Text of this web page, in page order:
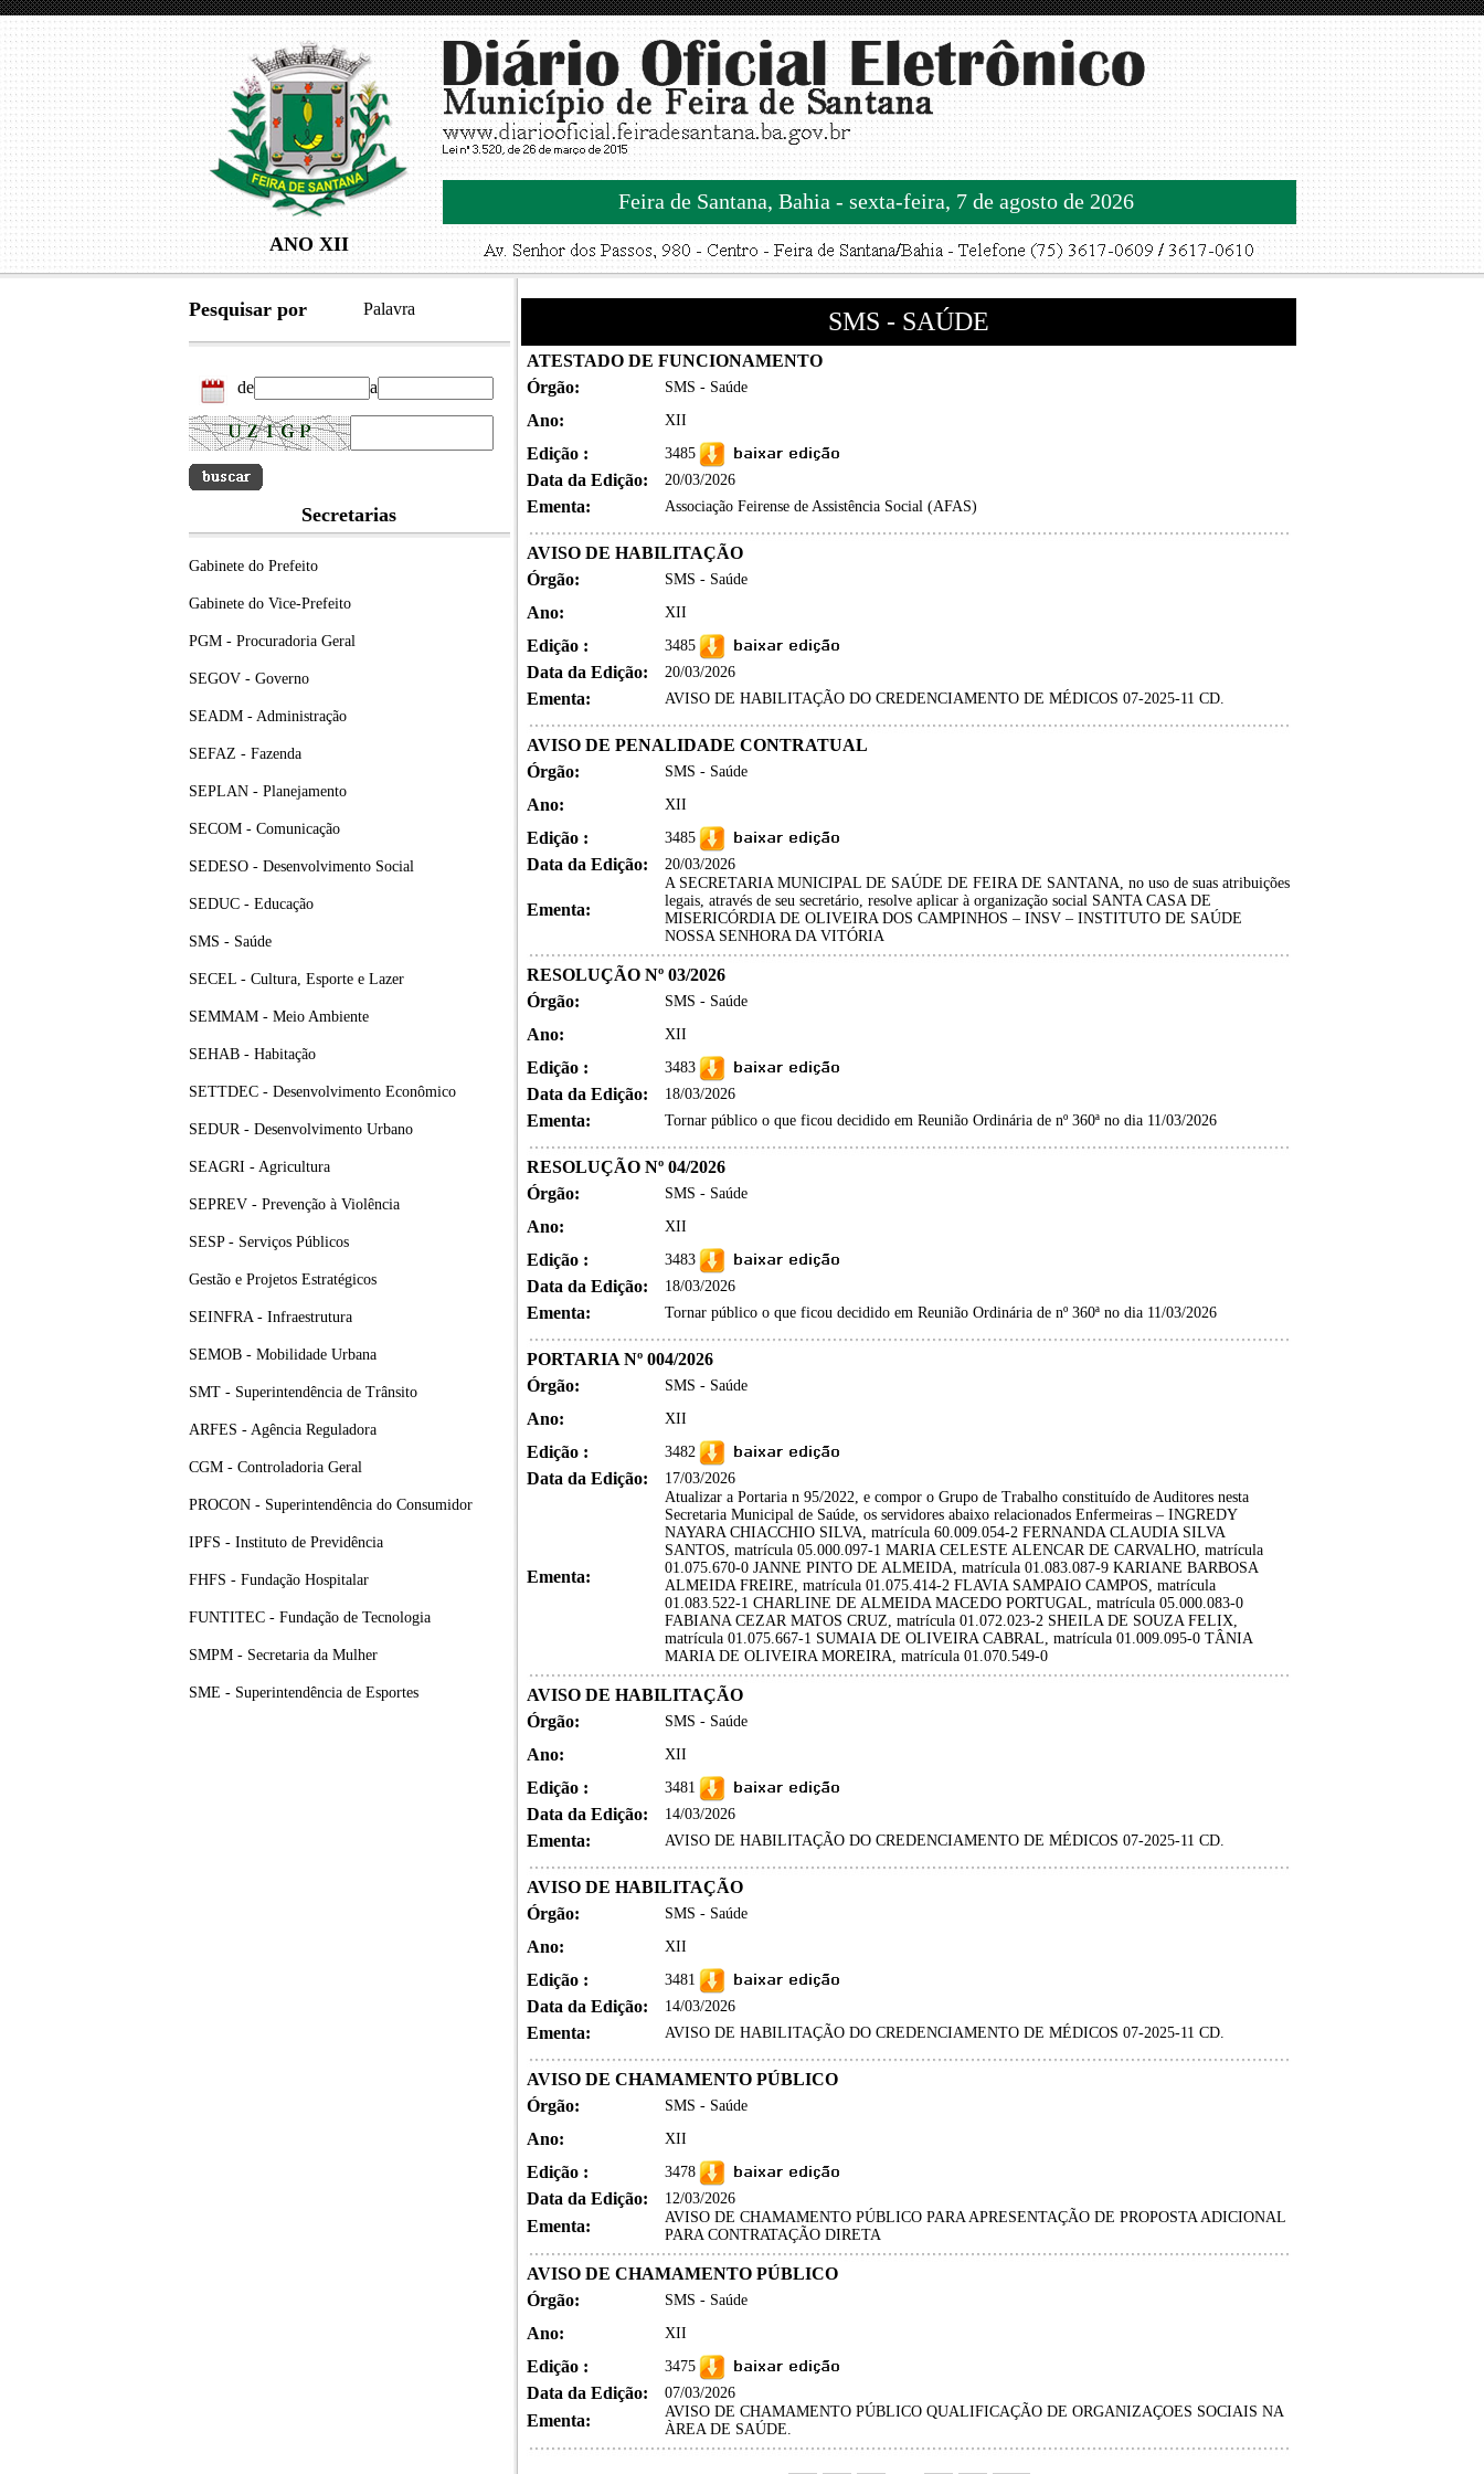
ANO XII
Feira de Santana, Bahia - sexta-feira, 7 de agosto de 2026
Pesquisar por Palavra
de a
Secretarias
Gabinete do Prefeito
Gabinete do Vice-Prefeito
PGM - Procuradoria Geral
SEGOV - Governo
SEADM - Administração
SEFAZ - Fazenda
SEPLAN - Planejamento
SECOM - Comunicação
SEDESO - Desenvolvimento Social
SEDUC - Educação
SMS - Saúde
SECEL - Cultura, Esporte e Lazer
SEMMAM - Meio Ambiente
SEHAB - Habitação
SETTDEC - Desenvolvimento Econômico
SEDUR - Desenvolvimento Urbano
SEAGRI - Agricultura
SEPREV - Prevenção à Violência
SESP - Serviços Públicos
Gestão e Projetos Estratégicos
SEINFRA - Infraestrutura
SEMOB - Mobilidade Urbana
SMT - Superintendência de Trânsito
ARFES - Agência Reguladora
CGM - Controladoria Geral
PROCON - Superintendência do Consumidor
IPFS - Instituto de Previdência
FHFS - Fundação Hospitalar
FUNTITEC - Fundação de Tecnologia
SMPM - Secretaria da Mulher
SME - Superintendência de Esportes
SMS - SAÚDE
ATESTADO DE FUNCIONAMENTO
Órgão:
SMS - Saúde
Ano: XII
Edição : 3485
Data da Edição: 20/03/2026
Ementa: Associação Feirense de Assistência Social (AFAS)
AVISO DE HABILITAÇÃO
Órgão:
SMS - Saúde
Ano: XII
Edição : 3485
Data da Edição: 20/03/2026
Ementa: AVISO DE HABILITAÇÃO DO CREDENCIAMENTO DE MÉDICOS 07-2025-11 CD.
AVISO DE PENALIDADE CONTRATUAL
Órgão:
SMS - Saúde
Ano: XII
Edição : 3485
Data da Edição: 20/03/2026
Ementa:
A SECRETARIA MUNICIPAL DE SAÚDE DE FEIRA DE SANTANA, no uso de suas atribuições
legais, através de seu secretário, resolve aplicar à organização social SANTA CASA DE
MISERICÓRDIA DE OLIVEIRA DOS CAMPINHOS – INSV – INSTITUTO DE SAÚDE
NOSSA SENHORA DA VITÓRIA
RESOLUÇÃO Nº 03/2026
Órgão:
SMS - Saúde
Ano: XII
Edição : 3483
Data da Edição: 18/03/2026
Ementa: Tornar público o que ficou decidido em Reunião Ordinária de nº 360ª no dia 11/03/2026
RESOLUÇÃO Nº 04/2026
Órgão:
SMS - Saúde
Ano: XII
Edição : 3483
Data da Edição: 18/03/2026
Ementa: Tornar público o que ficou decidido em Reunião Ordinária de nº 360ª no dia 11/03/2026
PORTARIA Nº 004/2026
Órgão:
SMS - Saúde
Ano: XII
Edição : 3482
Data da Edição: 17/03/2026
Ementa:
Atualizar a Portaria n 95/2022, e compor o Grupo de Trabalho constituído de Auditores nesta
Secretaria Municipal de Saúde, os servidores abaixo relacionados Enfermeiras – INGREDY
NAYARA CHIACCHIO SILVA, matrícula 60.009.054-2 FERNANDA CLAUDIA SILVA
SANTOS, matrícula 05.000.097-1 MARIA CELESTE ALENCAR DE CARVALHO, matrícula
01.075.670-0 JANNE PINTO DE ALMEIDA, matrícula 01.083.087-9 KARIANE BARBOSA
ALMEIDA FREIRE, matrícula 01.075.414-2 FLAVIA SAMPAIO CAMPOS, matrícula
01.083.522-1 CHARLINE DE ALMEIDA MACEDO PORTUGAL, matrícula 05.000.083-0
FABIANA CEZAR MATOS CRUZ, matrícula 01.072.023-2 SHEILA DE SOUZA FELIX,
matrícula 01.075.667-1 SUMAIA DE OLIVEIRA CABRAL, matrícula 01.009.095-0 TÂNIA
MARIA DE OLIVEIRA MOREIRA, matrícula 01.070.549-0
AVISO DE HABILITAÇÃO
Órgão:
SMS - Saúde
Ano: XII
Edição : 3481
Data da Edição: 14/03/2026
Ementa: AVISO DE HABILITAÇÃO DO CREDENCIAMENTO DE MÉDICOS 07-2025-11 CD.
AVISO DE HABILITAÇÃO
Órgão:
SMS - Saúde
Ano: XII
Edição : 3481
Data da Edição: 14/03/2026
Ementa: AVISO DE HABILITAÇÃO DO CREDENCIAMENTO DE MÉDICOS 07-2025-11 CD.
AVISO DE CHAMAMENTO PÚBLICO
Órgão:
SMS - Saúde
Ano: XII
Edição : 3478
Data da Edição: 12/03/2026
Ementa:
AVISO DE CHAMAMENTO PÚBLICO PARA APRESENTAÇÃO DE PROPOSTA ADICIONAL
PARA CONTRATAÇÃO DIRETA
AVISO DE CHAMAMENTO PÚBLICO
Órgão:
SMS - Saúde
Ano: XII
Edição : 3475
Data da Edição: 07/03/2026
Ementa:
AVISO DE CHAMAMENTO PÚBLICO QUALIFICAÇÃO DE ORGANIZAÇOES SOCIAIS NA
ÀREA DE SAÚDE.